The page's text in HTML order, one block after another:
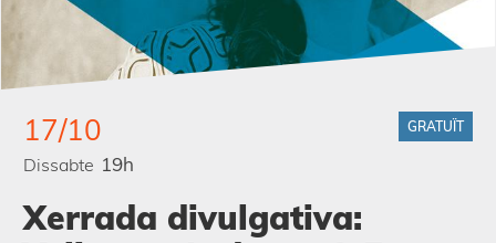
GRATUÏT
17/10
Dissabte 19h
Xerrada divulgativa: